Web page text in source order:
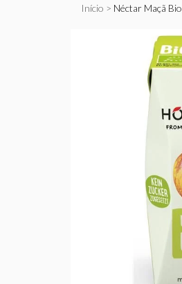
Início Néctar Maçã Bio